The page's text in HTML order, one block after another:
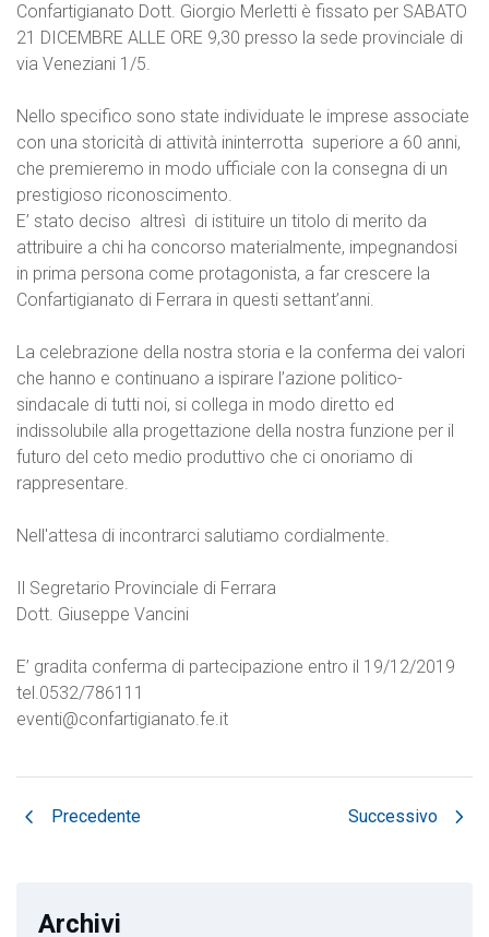
Confartigianato Dott. Giorgio Merletti è fissato per SABATO
21 DICEMBRE ALLE ORE 9,30 presso la sede provinciale di
via Veneziani 1/5.
Nello specifico sono state individuate le imprese associate
con una storicità di attività ininterrotta superiore a 60 anni,
che premieremo in modo ufficiale con la consegna di un
prestigioso riconoscimento.
E’ stato deciso altresì di istituire un titolo di merito da
attribuire a chi ha concorso materialmente, impegnandosi
in prima persona come protagonista, a far crescere la
Confartigianato di Ferrara in questi settant’anni.
La celebrazione della nostra storia e la conferma dei valori
che hanno e continuano a ispirare l’azione politico-
sindacale di tutti noi, si collega in modo diretto ed
indissolubile alla progettazione della nostra funzione per il
futuro del ceto medio produttivo che ci onoriamo di
rappresentare.
Nell'attesa di incontrarci salutiamo cordialmente.
Il Segretario Provinciale di Ferrara
Dott. Giuseppe Vancini
E’ gradita conferma di partecipazione entro il 19/12/2019
tel.0532/786111
eventi@confartigianato.fe.it
chevron_left Precedente Successivo chevron_right
Archivi